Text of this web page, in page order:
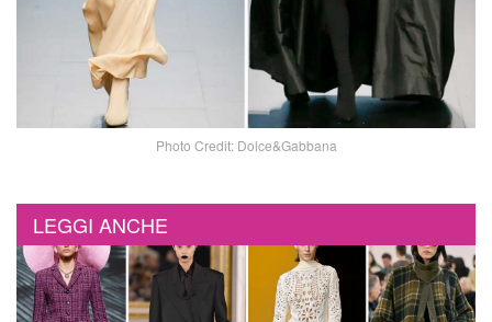
Photo Credit: Dolce&Gabbana
LEGGI ANCHE